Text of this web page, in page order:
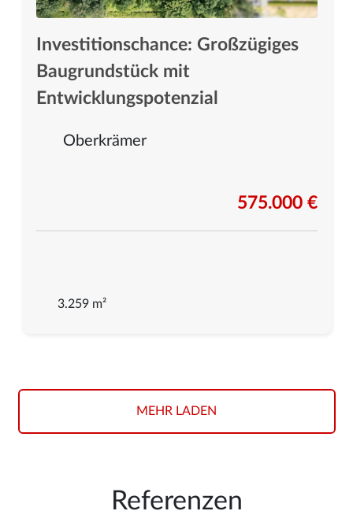
Investitionschance: Großzügiges
Baugrundstück mit
Entwicklungspotenzial
Oberkrämer
575.000 €
3.259 m²
MEHR LADEN
Referenzen